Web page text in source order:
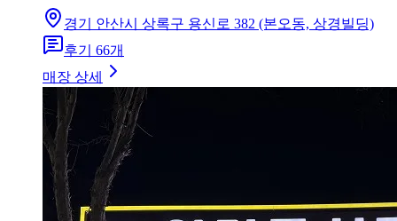
경기 안산시 상록구 용신로 382 (본오동, 상경빌딩)
후기 66개
매장 상세